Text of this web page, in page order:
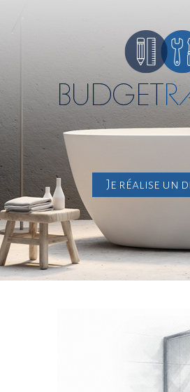
Je réalise un